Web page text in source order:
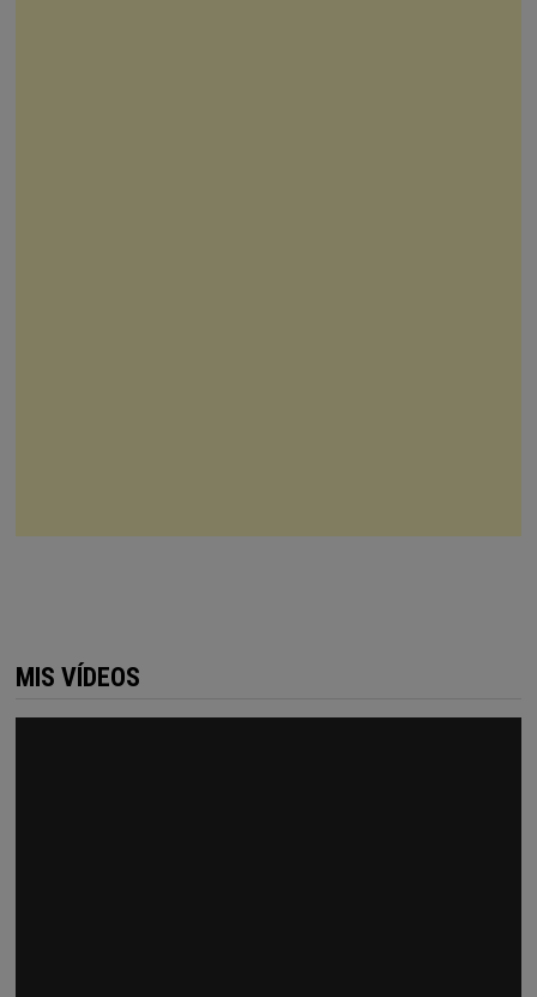
MIS VÍDEOS